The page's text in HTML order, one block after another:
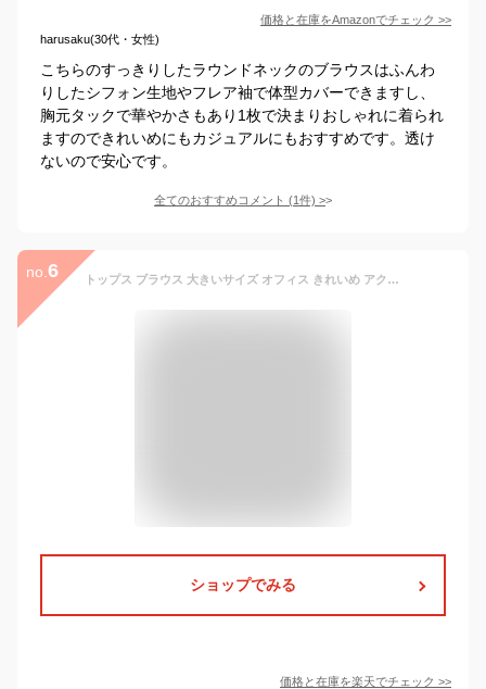
価格と在庫をAmazonでチェック >>
harusaku(30代・女性)
こちらのすっきりしたラウンドネックのブラウスはふんわ
りしたシフォン生地やフレア袖で体型カバーできますし、
胸元タックで華やかさもあり1枚で決まりおしゃれに着られ
ますのできれいめにもカジュアルにもおすすめです。透け
ないので安心です。
全てのおすすめコメント (1件) >
no. 6 トップス ブラウス 大きいサイズ オフィス きれいめ アクセ付ブラウス アクセサリー付き フレア袖 無地 レディース ハニーズ アクセ付ラウス 30代 40代 春 夏 ホワイト
ショップでみる
価格と在庫を楽天でチェック >>